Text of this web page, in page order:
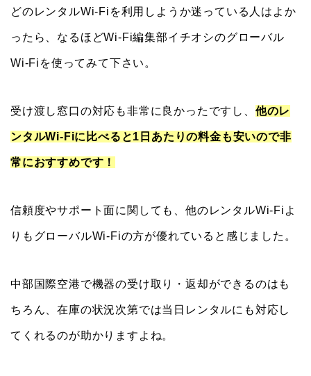
どのレンタルWi-Fiを利用しようか迷っている人はよか
ったら、なるほどWi-Fi編集部イチオシのグローバル
Wi-Fiを使ってみて下さい。
受け渡し窓口の対応も非常に良かったですし、 他のレ
ンタルWi-Fiに比べると1日あたりの料金も安いので非
常におすすめです！
信頼度やサポート面に関しても、他のレンタルWi-Fiよ
りもグローバルWi-Fiの方が優れていると感じました。
中部国際空港で機器の受け取り・返却ができるのはも
ちろん、在庫の状況次第では当日レンタルにも対応し
てくれるのが助かりますよね。